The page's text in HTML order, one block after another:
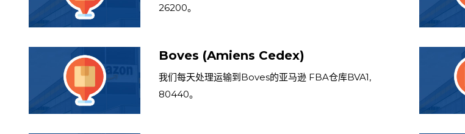
26200。
Boves (Amiens Cedex)
我们每天处理运输到Boves的亚马逊 FBA仓库BVA1,
80440。